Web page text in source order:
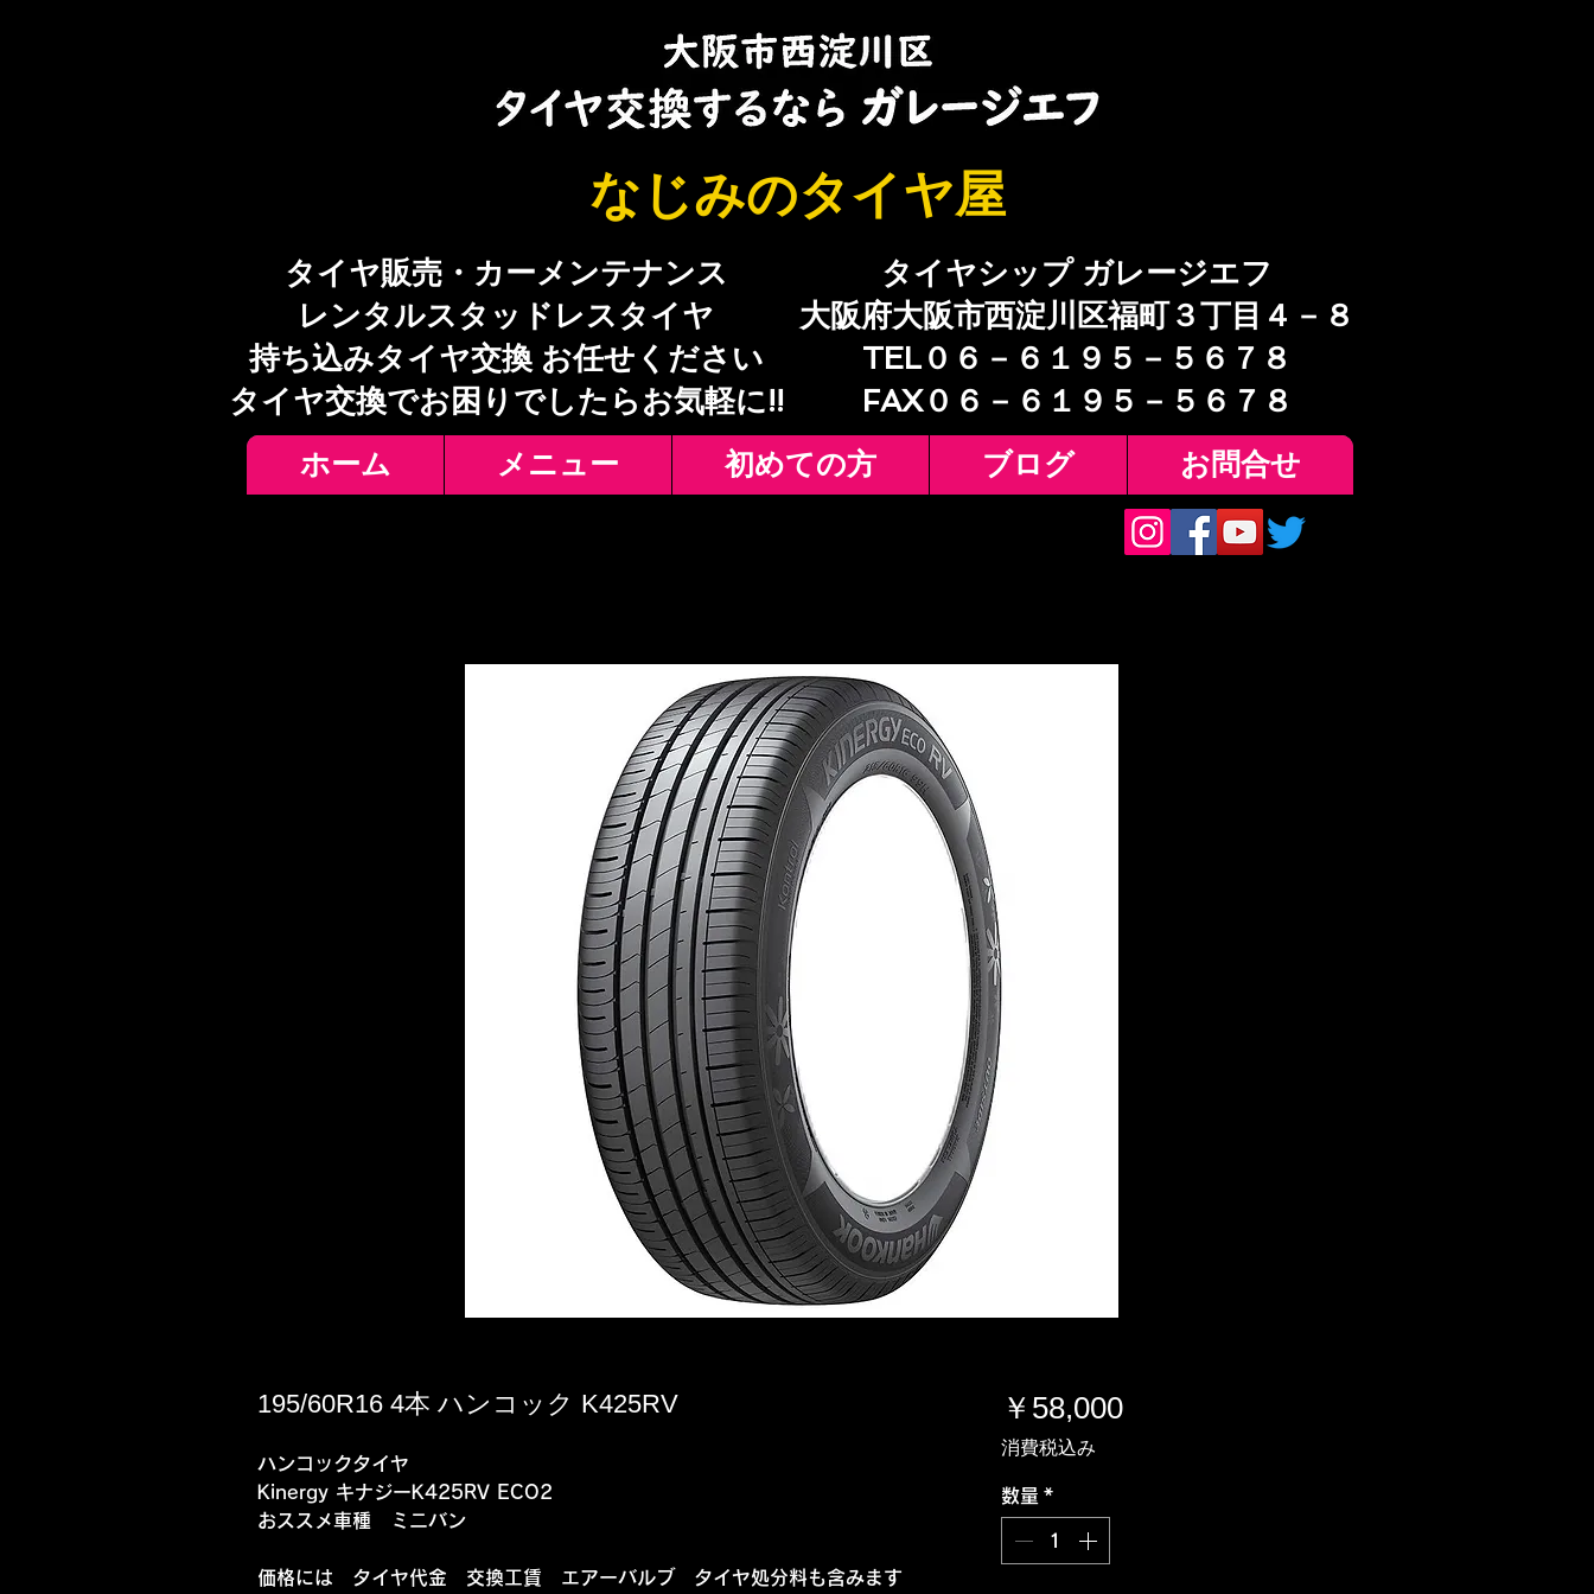
​なじみのタイヤ屋
タイヤ販売・カーメンテナンス
レンタルスタッドレスタイヤ
持ち込みタイヤ交換 お任せください
​タイヤ交換でお困りでしたらお気軽に!!
​タイヤシップ ガレージエフ
大阪府大阪市西淀川区福町３丁目４－８
TEL０６－６１９５－５６７８
​FAX０６－６１９５－５６７８
ホーム メニュー 初めての方 ブログ お問合せ
195/60R16 4本 ハンコック K425RV
ハンコックタイヤ
Kinergy キナジーK425RV ECO2
おススメ車種 ミニバン
価格には タイヤ代金 交換工賃 エアーバルブ タイヤ処分料も含みます
￥58,000価
消費税込み
数量 *